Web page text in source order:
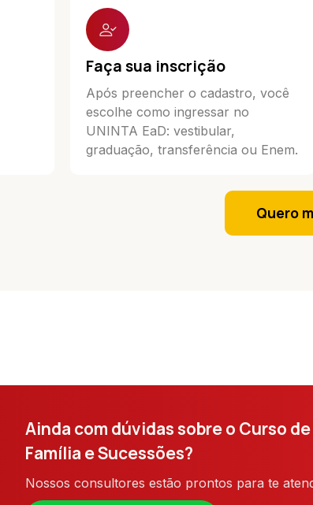
Faça sua inscrição
Após preencher o cadastro, você
escolhe como ingressar no
UNINTA EaD: vestibular,
graduação, transferência ou Enem.
Quero
Ainda com dúvidas sobre o Curso
Família e Sucessões?
Nossos consultores estão prontos para te